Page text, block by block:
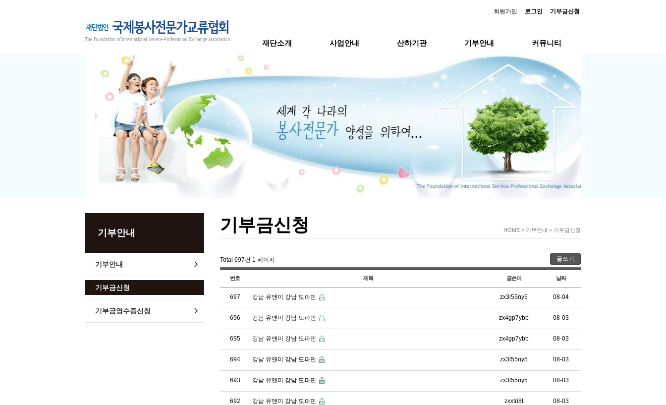
회원가입 로그인 기부금신청
재단소개 사업안내 산하기관 기부안내 커뮤니티
기부안내
기부안내
기부금신청
기부금영수증신청
기부금신청 HOME > 기부안내 > 기부금신청
Total 697건 1 페이지 글쓰기
번호 제목 글쓴이 날짜
697 강남 유앤미 강남 도파민 zx3l55ny5 08-04
696 강남 유앤미 강남 도파민 zx4gp7ybb 08-03
695 강남 유앤미 강남 도파민 zx4gp7ybb 08-03
694 강남 유앤미 강남 도파민 zx3l55ny5 08-03
693 강남 유앤미 강남 도파민 zx3l55ny5 08-03
692 강남 유앤미 강남 도파민 zxxtri8t 08-03